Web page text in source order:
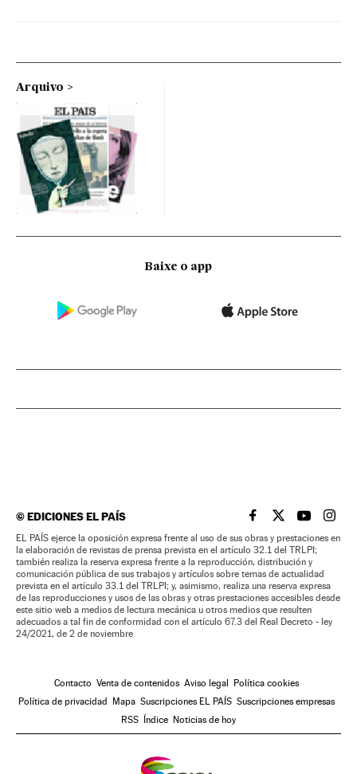
Arquivo
Baixe o app
©EDICIONES EL PAÍS EL PAÍS BRASIL EN
EL PAÍSEL PAÍS
EL
EL PAÍS ejerce la oposición expresa frente al uso de sus obras y prestaciones en
la elaboración de revistas de prensa prevista en el artículo 32.1 del TRLPI;
también realiza la reserva expresa frente a la reproducción, distribución y
comunicación pública de sus trabajos y artículos sobre temas de actualidad
prevista en el artículo 33.1 del TRLPI; y, asimismo, realiza una reserva expresa
de las reproducciones y usos de las obras y otras prestaciones accesibles desde
este sitio web a medios de lectura mecánica u otros medios que resulten
adecuados a tal fin de conformidad con el artículo 67.3 del Real Decreto - ley
24/2021, de 2 de noviembre
Contacto Venta de contenidos Aviso legal
Política cookies
Política de privacidad
Mapa Suscripciones EL PAÍS Suscripciones empresas
RSS
Índice Noticias de hoy